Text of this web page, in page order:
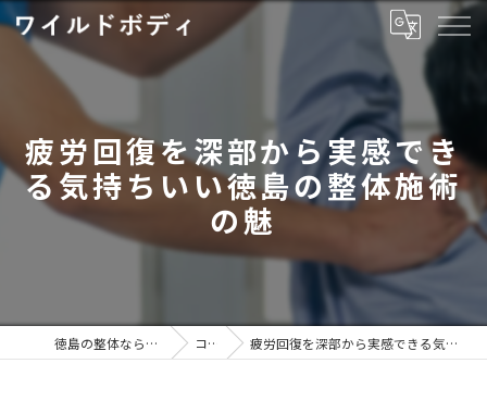
疲労回復を深部から実感でき
る気持ちいい徳島の整体施術
の魅
徳島の整体ならワイルドボディ コラム 疲労回復を深部から実感できる気持ちいい徳島の整体施術の魅